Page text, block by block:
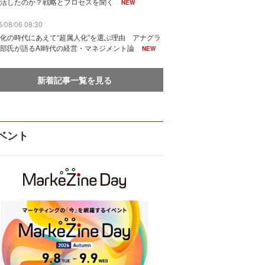
NEW
08/06 08:30
の時代にあえて“超属人化”を選ぶ理由 アナグラ
氏が語るAI時代の経営・マネジメント論
NEW
新着記事一覧を見る
ント